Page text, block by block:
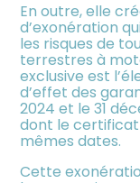
En outre, elle
d’exonération
les risques de
terrestres à
exclusive est
d’effet des
2024 et le 31
dont le certificat
mêmes dates.
Cette